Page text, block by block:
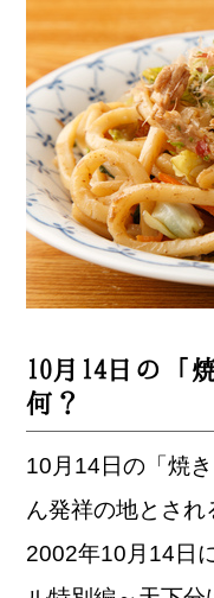
10月14日の「
何？
10月14日の「焼
ん発祥の地とされ
2002年10月14日